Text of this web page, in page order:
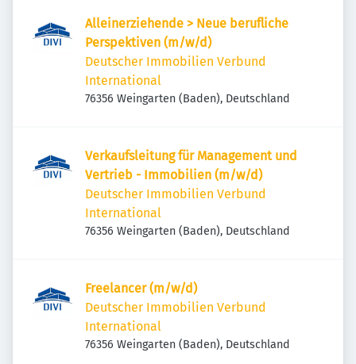
Alleinerziehende > Neue berufliche
Perspektiven (m/w/d)
Deutscher Immobilien Verbund
International
76356 Weingarten (Baden), Deutschland
Verkaufsleitung für Management und
Vertrieb - Immobilien (m/w/d)
Deutscher Immobilien Verbund
International
76356 Weingarten (Baden), Deutschland
Freelancer (m/w/d)
Deutscher Immobilien Verbund
International
76356 Weingarten (Baden), Deutschland